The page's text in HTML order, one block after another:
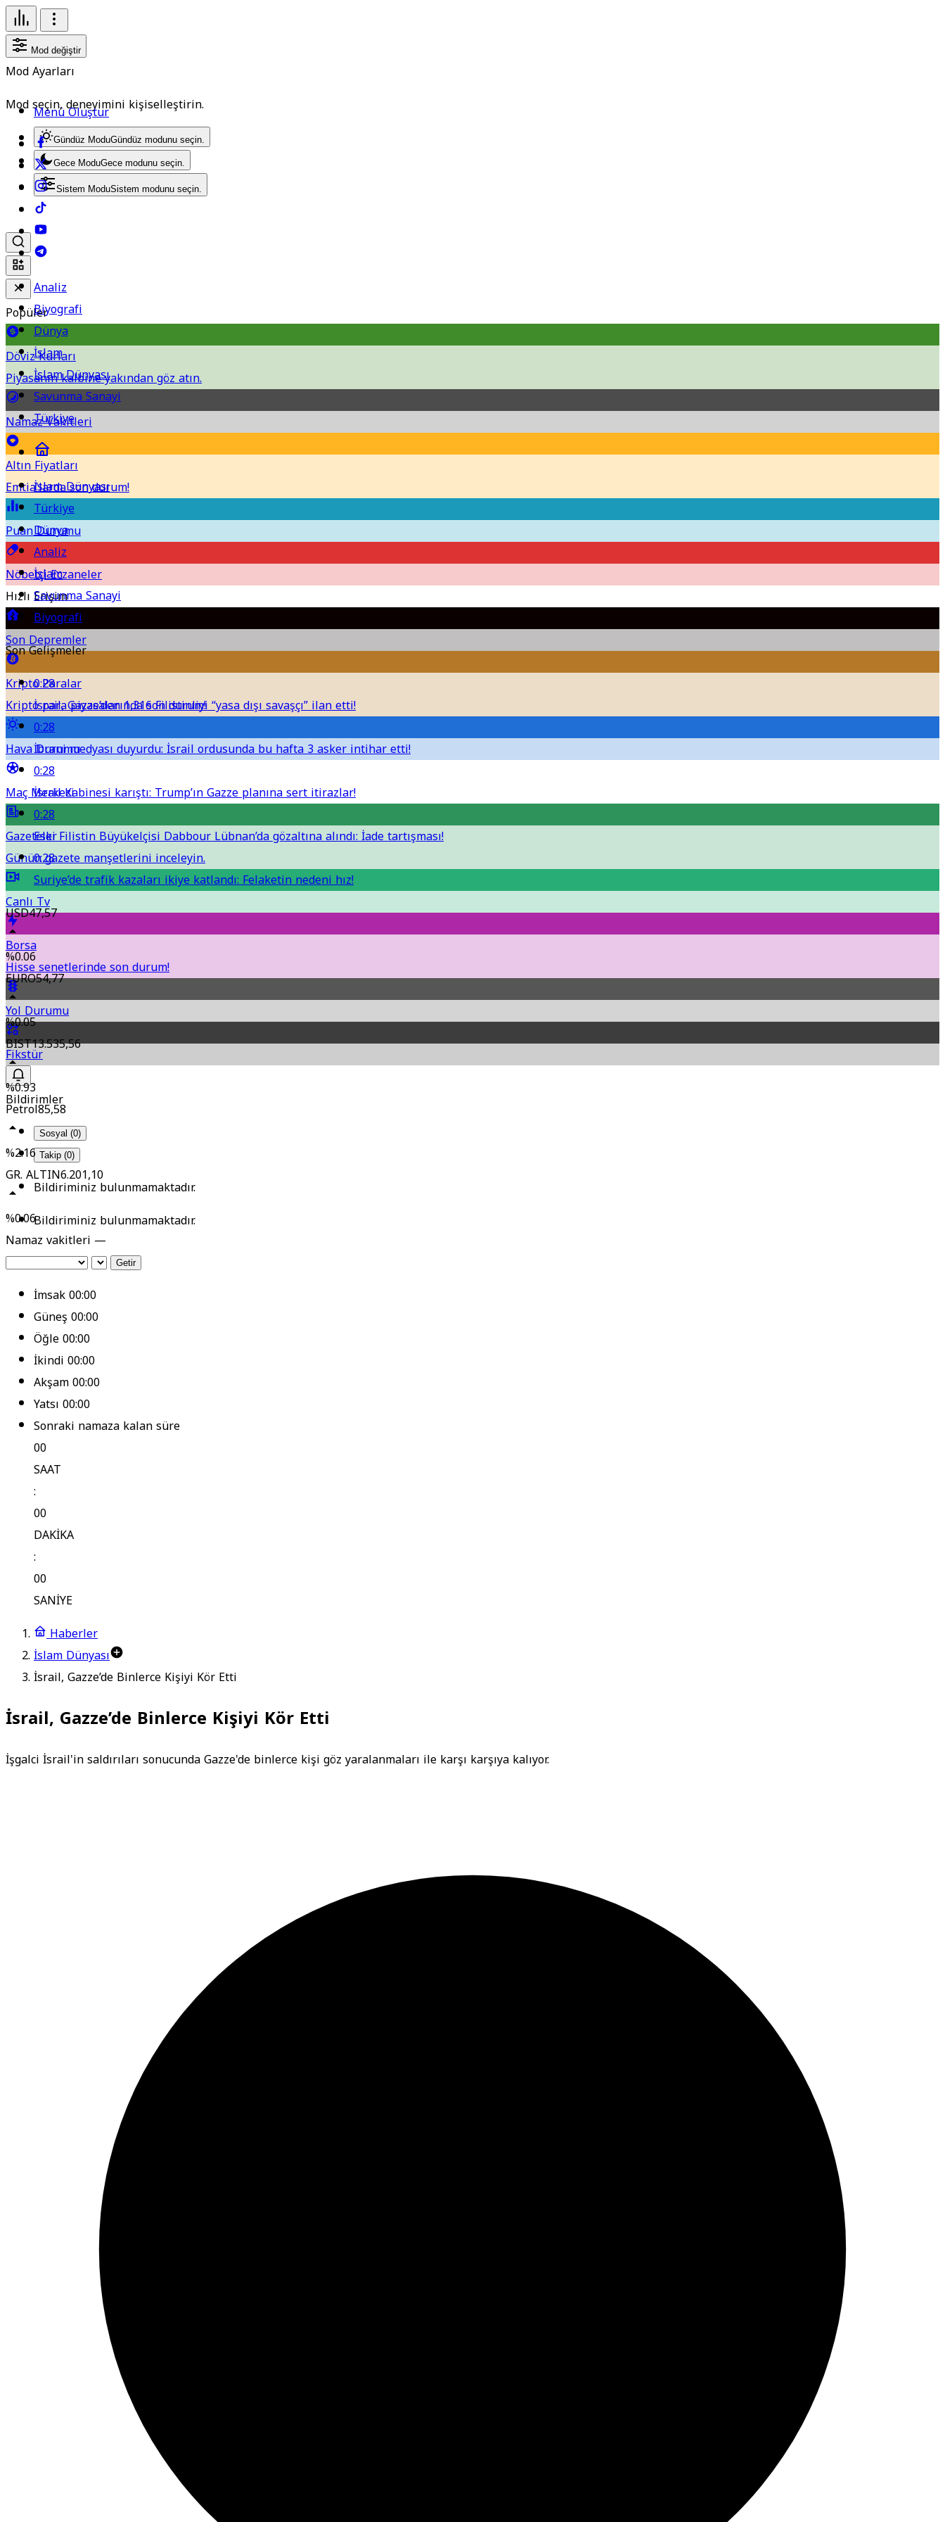
Mod değiştir
Mod Ayarları
Mod seçin, deneyimini kişiselleştirin.
Gündüz ModuGündüz modunu seçin.
Gece ModuGece modunu seçin.
Sistem ModuSistem modunu seçin.
Popüler
Döviz Kurları
Piyasanın kalbine yakından göz atın.
Namaz Vakitleri
Altın Fiyatları
Emtia'larda son durum!
Puan Durumu
Nöbetçi Eczaneler
Hızlı Erişim
Son Depremler
Kripto Paralar
Kripto para piyasalarında son durum!
Hava Durumu
Maç Merkezi
Gazeteler
Günün gazete manşetlerini inceleyin.
Canlı Tv
Borsa
Hisse senetlerinde son durum!
Yol Durumu
Fikstür
Bildirimler
Sosyal (0)
Takip (0)
Bildiriminiz bulunmamaktadır.
Bildiriminiz bulunmamaktadır.
Menü Oluştur
Analiz
Biyografi
Dünya
İslam
İslam Dünyası
Savunma Sanayi
Türkiye
İslam Dünyası
Türkiye
Dünya
Analiz
İslam
Savunma Sanayi
Biyografi
Son Gelişmeler
0:28
İsrail, Gazze’den 1,316 Filistinliyi “yasa dışı savaşçı” ilan etti!
0:28
İbrani medyası duyurdu: İsrail ordusunda bu hafta 3 asker intihar etti!
0:28
İsrail Kabinesi karıştı: Trump’ın Gazze planına sert itirazlar!
0:28
Eski Filistin Büyükelçisi Dabbour Lübnan’da gözaltına alındı: İade tartışması!
0:28
Suriye’de trafik kazaları ikiye katlandı: Felaketin nedeni hız!
USD47,57
%0.06
EURO54,77
%0.05
BIST13.535,56
%0.93
Petrol85,58
%2.16
GR. ALTIN6.201,10
%0.06
Namaz vakitleri —
Getir
İmsak00:00
Güneş00:00
Öğle00:00
İkindi00:00
Akşam00:00
Yatsı00:00
Sonraki namaza kalan süre
00
SAAT
:
00
DAKİKA
:
00
SANİYE
Haberler
İslam Dünyası
İsrail, Gazze’de Binlerce Kişiyi Kör Etti
İsrail, Gazze’de Binlerce Kişiyi Kör Etti
İşgalci İsrail'in saldırıları sonucunda Gazze'de binlerce kişi göz yaralanmaları ile karşı karşıya kalıyor.